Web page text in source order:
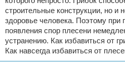
строительные конструкции, но и
здоровье человека. Поэтому при
появления спор плесени
устранению. Как избавиться от
Как навсегда избавиться от